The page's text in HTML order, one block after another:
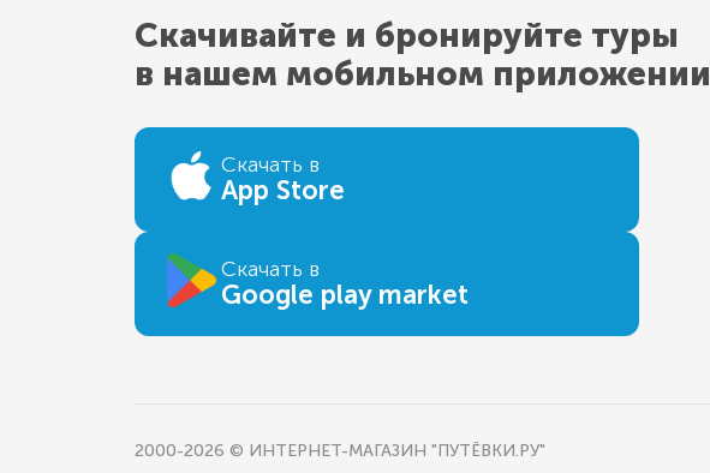
Скачивайте и бронируйте туры
в нашем мобильном приложении
Скачать в
App Store
Скачать в
Google play market
2000-2026 © ИНТЕРНЕТ-МАГАЗИН "ПУТЁВКИ.РУ"